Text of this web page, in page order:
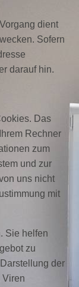
dient
Sofern
darauf hin.
Das
Rechner
zum
und zur
uns nicht
mit
Sie helfen
zu
der
Viren